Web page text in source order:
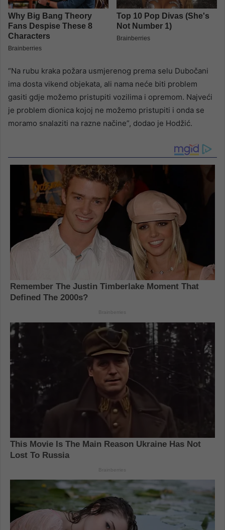
“Na rubu kraka požara usmjerenog prema selu Dubočani
ima dosta vikend objekata, ali nama neće biti problem
gasiti gdje možemo pristupiti vozilima i opremom. Najveći
je problem dionica kojoj ne možemo pristupiti i onda se
moramo snalaziti na razne načine”, dodao je Hodžić.